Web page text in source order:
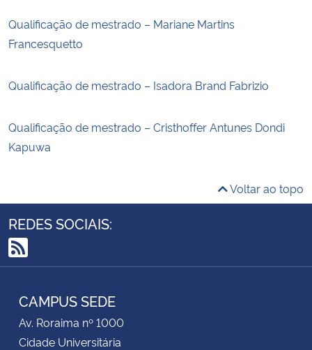
Qualificação de mestrado – Mariane Martins
Francesquetto
Qualificação de mestrado – Isadora Brand Fabrizio
Qualificação de mestrado – Cristhoffer Antunes Dondi
Kapuwa
Voltar ao topo
REDES SOCIAIS:
RSS
CAMPUS SEDE
Av. Roraima nº 1000
Cidade Universitária